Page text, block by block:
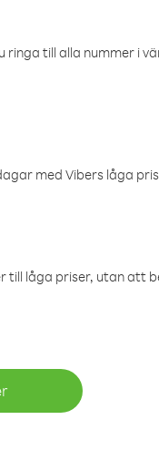
till alla nummer i
med Vibers låga
låga priser, utan att